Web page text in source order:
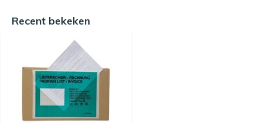
Recent bekeken